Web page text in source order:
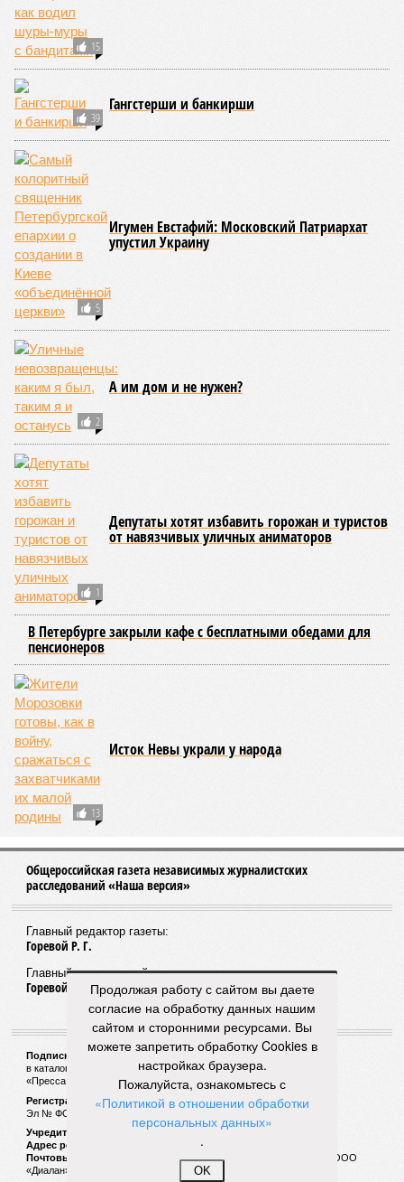
15
39
Гангстерши и банкирши
5
Игумен Евстафий: Московский Патриархат
упустил Украину
2
А им дом и не нужен?
1
Депутаты хотят избавить горожан и туристов
от навязчивых уличных аниматоров
В Петербурге закрыли кафе с бесплатными обедами для
пенсионеров
13
Исток Невы украли у народа
Общероссийская газета независимых журналистских
расследований «Наша версия»
Главный редактор газеты:
Горевой Р. Г.
Главный редактор сайта:
Горевой Р. Г.
Подписной индекс газеты «Наша версия»:
в каталоге «Почта России» —99266
«Пресса России» (зелёный) —41522
Регистрационный номер Роскомнадзора
Эл № ФС77-53847 от 26.04.2013.
Учредитель ООО «Версия»
Адрес редакции:
123100, Россия, Москва, улица 1905 года, 7с1
Почтовый адрес редакции:
123022, Россия, Москва, а/я 29. для ООО
«Диалан»
Продолжая работу с сайтом вы даете
согласие на обработку данных нашим
сайтом и сторонними ресурсами. Вы
можете запретить обработку Cookies в
настройках браузера.
Пожалуйста, ознакомьтесь с
«Политикой в отношении обработки
персональных данных»
.
OK